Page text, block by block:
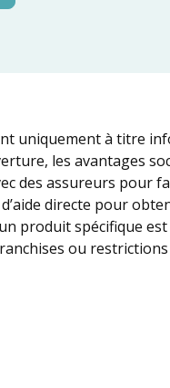
uniquement à titre
les avantages
des assureurs pour
directe pour
produit spécifique
ou